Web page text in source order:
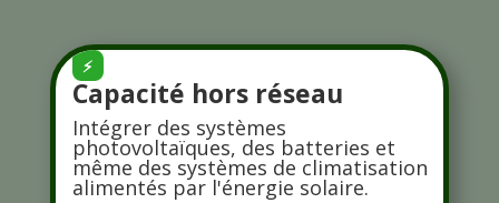
⚡
Capacité hors réseau
Intégrer des systèmes
photovoltaïques, des batteries et
même des systèmes de climatisation
alimentés par l'énergie solaire.